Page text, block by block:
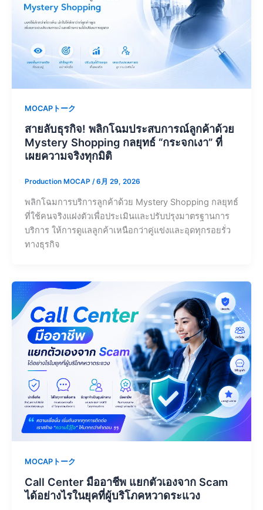
MOCAPトーク
สายลับธุรกิจ! พลิกโฉมประสบการณ์ลูกค้าด้วย
Mystery Shopping กลยุทธ์ “กระจกเงา” ที่
เผยความจริงทุกมิติ
Production MOCAP /6月 29, 2026
พลิกโฉมการบริการลูกค้าด้วย Mystery Shopping กลยุทธ์
ที่ใช้คนจริงแฝงตัวเพื่อประเมินและปรับปรุงมาตรฐานการ
บริการ ให้การดูแลลูกค้าเหนือกว่าคู่แข่งและอุดทุกรอยรั่ว
ทางธุรกิจ
MOCAPトーク
Call Center มืออาชีพ แยกตัวเองจาก Scam
ได้อย่างไรในยุคที่ผู้บริโภคหวาดระแวง